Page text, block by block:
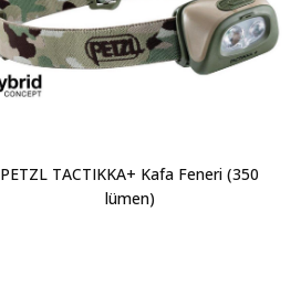
PETZL TACTIKKA+ Kafa Feneri (350
lümen)